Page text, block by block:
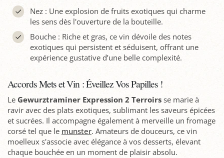
Nez : Une explosion de fruits exotiques qui charme
les sens dès l'ouverture de la bouteille.
Bouche : Riche et gras, ce vin dévoile des notes
exotiques qui persistent et séduisent, offrant une
expérience gustative d’une belle complexité.
Accords Mets et Vin : Éveillez Vos Papilles !
Le Gewurztraminer Expression 2 Terroirs se marie à
ravir avec des plats exotiques, sublimant les saveurs épicées
et sucrées. Il accompagne également à merveille un fromage
corsé tel que le munster. Amateurs de douceurs, ce vin
moelleux s'associe avec élégance à vos desserts, élevant
chaque bouchée en un moment de plaisir absolu.